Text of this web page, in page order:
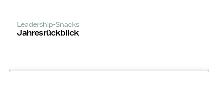
Leadership-Snacks
Jahres­rückblick